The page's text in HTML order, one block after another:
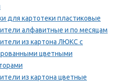
для картотеки пластиковые
алфавитные и по месяцам
из картона ЛЮКС с
цветными
из картона цветные